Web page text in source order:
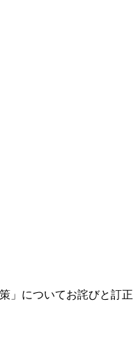
」についてお詫びと訂正